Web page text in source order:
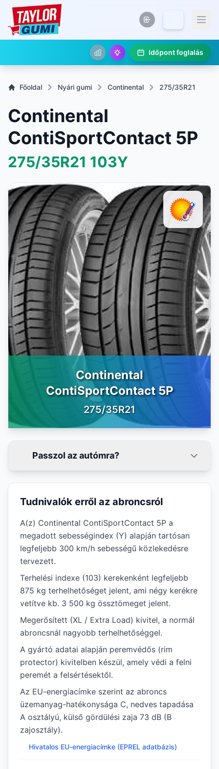
Időpont foglalás
Főoldal Nyári gumi Continental 275/35R21
Continental
ContiSportContact 5P
275/35R21 103Y
Continental
ContiSportContact 5P
275/35R21
Passzol az autómra?
Tudnivalók erről az abroncsról
A(z) Continental ContiSportContact 5P a
megadott sebességindex (Y) alapján tartósan
legfeljebb 300 km/h sebességű közlekedésre
tervezett.
Terhelési indexe (103) kerekenként legfeljebb
875 kg terhelhetőséget jelent, ami négy kerékre
vetítve kb. 3 500 kg össztömeget jelent.
Megerősített (XL / Extra Load) kivitel, a normál
abroncsnál nagyobb terhelhetőséggel.
A gyártó adatai alapján peremvédős (rim
protector) kivitelben készül, amely védi a felni
peremét a felsértésektől.
Az EU-energiacímke szerint az abroncs
üzemanyag-hatékonysága C, nedves tapadása
A osztályú, külső gördülési zaja 73 dB (B
zajosztály).
Hivatalos EU-energiacímke (EPREL adatbázis)